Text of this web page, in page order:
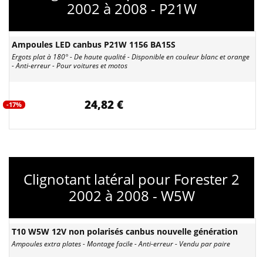
2002 à 2008 - P21W
Ampoules LED canbus P21W 1156 BA15S
Ergots plat à 180° - De haute qualité - Disponible en couleur blanc et orange
- Anti-erreur - Pour voitures et motos
-17% 24,82 €
Clignotant latéral pour Forester 2
2002 à 2008 - W5W
T10 W5W 12V non polarisés canbus nouvelle génération
Ampoules extra plates - Montage facile - Anti-erreur - Vendu par paire